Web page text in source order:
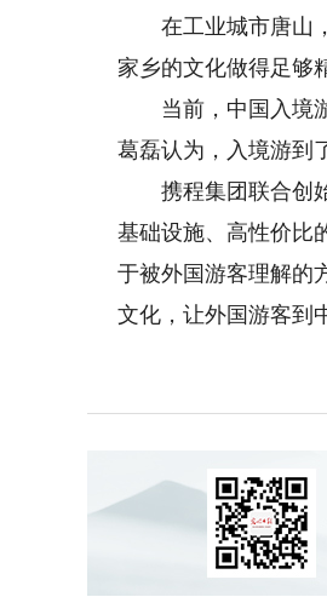
在工业城市唐山，
家乡的文化做得足够
当前，中国入境游
葛磊认为，入境游到
携程集团联合创始
基础设施、高性价比
于被外国游客理解的
文化，让外国游客到